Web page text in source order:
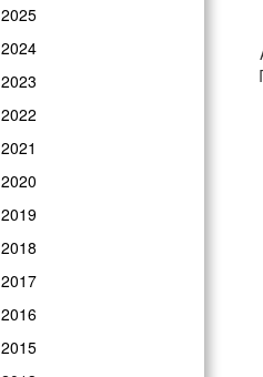
2025
2024
2023
2022
2021
2020
2019
2018
2017
2016
2015